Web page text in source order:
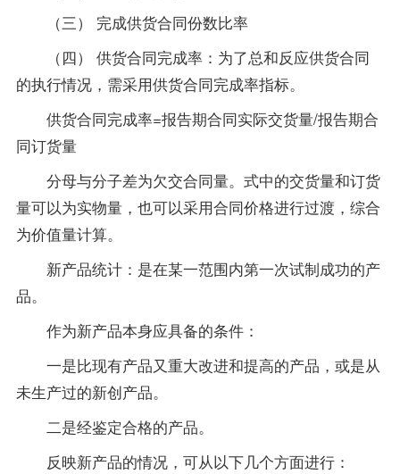
（三） 完成供货合同份数比率
（四） 供货合同完成率：为了总和反应供货合同
的执行情况，需采用供货合同完成率指标。
供货合同完成率=报告期合同实际交货量/报告期合
同订货量
分母与分子差为欠交合同量。式中的交货量和订货
量可以为实物量，也可以采用合同价格进行过渡，综合
为价值量计算。
新产品统计：是在某一范围内第一次试制成功的产
品。
作为新产品本身应具备的条件：
一是比现有产品又重大改进和提高的产品，或是从
未生产过的新创产品。
二是经鉴定合格的产品。
反映新产品的情况，可从以下几个方面进行：